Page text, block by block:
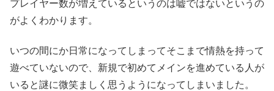
プレイヤー数が増えているというのは嘘ではないというの
がよくわかります。
いつの間にか日常になってしまってそこまで情熱を持って
遊べていないので、新規で初めてメインを進めている人が
いると謎に微笑ましく思うようになってしまいました。